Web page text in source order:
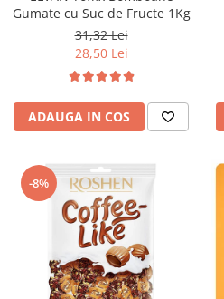
Gumate cu Suc de Fructe 1Kg
31,32 Lei
28,50 Lei
ADAUGA IN COS
-8%